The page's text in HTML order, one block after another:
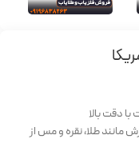
دقت بالا
مانند طلا، نقره و مس از